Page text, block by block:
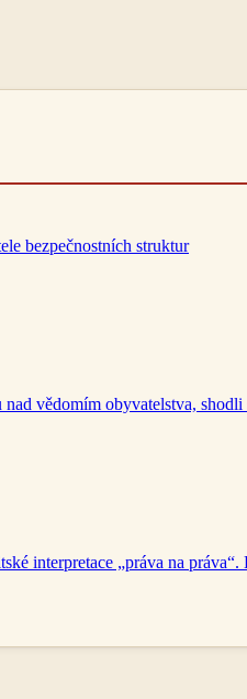
bezpečnostních struktur
vědomím obyvatelstva,
interpretace „práva na